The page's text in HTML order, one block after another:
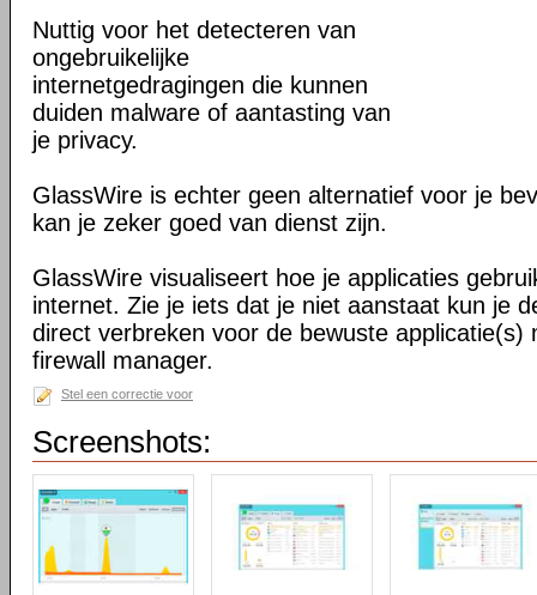
Nuttig voor het detecteren van
ongebruikelijke
internetgedragingen die kunnen
duiden malware of aantasting van
je privacy.
GlassWire is echter geen alternatief voor je
kan je zeker goed van dienst zijn.
GlassWire visualiseert hoe je applicaties
internet. Zie je iets dat je niet aanstaat kun je
direct verbreken voor de bewuste applicatie(s)
firewall manager.
Stel een correctie voor
Screenshots: